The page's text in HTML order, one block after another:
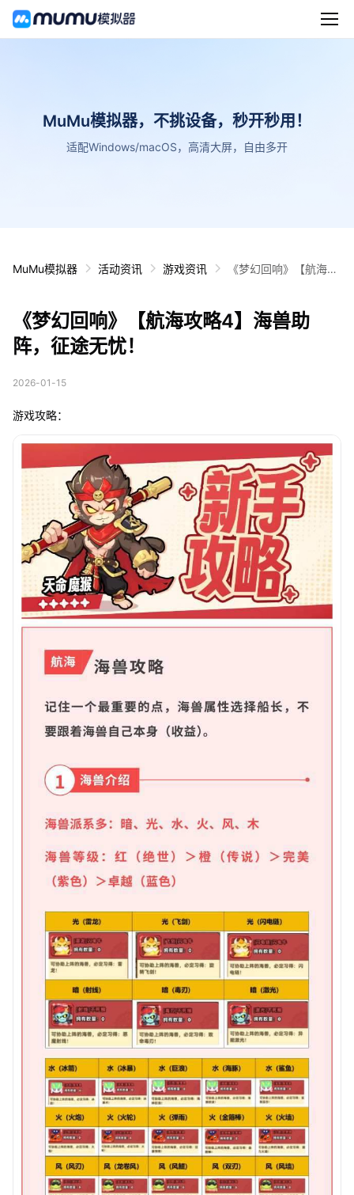
MuMu模拟器，不挑设备，秒开秒用！
适配Windows/macOS，高清大屏，自由多开
MuMu模拟器 活动资讯 游戏资讯
《梦幻回响》【航海攻
《梦幻回响》【航海攻略4】海兽助
阵，征途无忧！
2026-01-15
游戏攻略：